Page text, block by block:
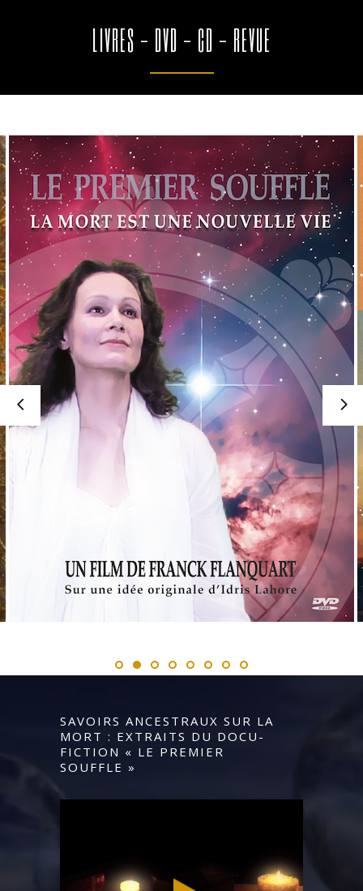
LIVRES - DVD - CD - REVUE
SAVOIRS ANCESTRAUX SUR LA
MORT : EXTRAITS DU DOCU-
FICTION « LE PREMIER
SOUFFLE »